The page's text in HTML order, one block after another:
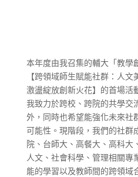
本年度由我召集的輔大「教
【跨領域師生賦能社群：人
激盪綻放創新火花】的首場活
我致力於跨校、跨院的共學交
外，同時也希望能強化未來社
可能性。現階段，我們的社群
院、台師大、高餐大、高科大
人文、社會科學、管理相關專
能的學習以及教師間的跨領域